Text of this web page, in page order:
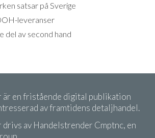
satsar på Sverige
leveranser
del av second hand
är en fristående digital publikation
av framtidens detaljhandel.
av Handelstrender Cmptnc, en